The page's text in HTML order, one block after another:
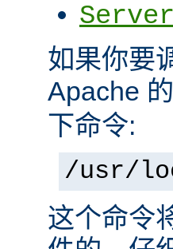
如果你要
Apache
下命令:
/usr/
这个命令